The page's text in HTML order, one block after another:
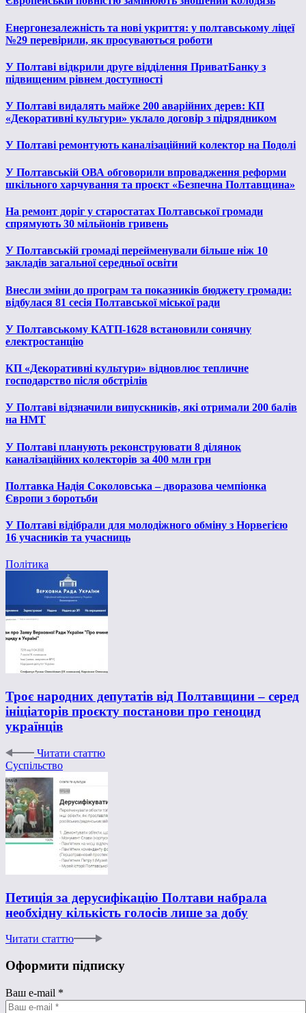
Енергонезалежність та нові укриття: у полтавському ліцеї
№29 перевірили, як просуваються роботи
У Полтаві відкрили друге відділення ПриватБанку з
підвищеним рівнем доступності
У Полтаві видалять майже 200 аварійних дерев: КП
«Декоративні культури» уклало договір з підрядником
У Полтаві ремонтують каналізаційний колектор на Подолі
У Полтавській ОВА обговорили впровадження реформи
шкільного харчування та проєкт «Безпечна Полтавщина»
На ремонт доріг у старостатах Полтавської громади
спрямують 30 мільйонів гривень
У Полтавській громаді перейменували більше ніж 10
закладів загальної середньої освіти
Внесли зміни до програм та показників бюджету громади:
відбулася 81 сесія Полтавської міської ради
У Полтавському КАТП-1628 встановили сонячну
електростанцію
КП «Декоративні культури» відновлює тепличне
господарство після обстрілів
У Полтаві відзначили випускників, які отримали 200 балів
на НМТ
У Полтаві планують реконструювати 8 ділянок
каналізаційних колекторів за 400 млн грн
Полтавка Надія Соколовська – дворазова чемпіонка
Європи з боротьби
У Полтаві відібрали для молодіжного обміну з Норвегією
16 учасників та учасниць
Політика
Троє народних депутатів від Полтавщини – серед
ініціаторів проєкту постанови про геноцид
українців
Читати статтю
Суспільство
Петиція за дерусифікацію Полтави набрала
необхідну кількість голосів лише за добу
Читати статтю
Оформити підписку
Ваш e-mail *